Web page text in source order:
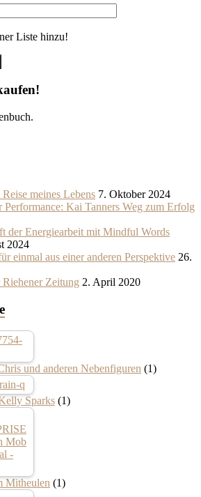
Liste hinzu!
meines Lebens 7. Oktober 2024
Performance: Kai Tanners Weg zum Erfolg
der Energiearbeit mit Mindful Words
2024
einmal aus einer anderen Perspektive 26.
Zeitung 2. April 2020
und anderen Nebenfiguren (1)
Sparks (1)
Mitheulen (1)